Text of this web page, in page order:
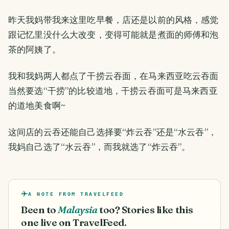
昨天我妈带我来这里吃早餐，店还是以前的风格，感觉
跟记忆里没什么大改变，变得可能就是煮面的师傅和泡
茶的阿姨了。
我和我妈两人都点了干捞云吞面，在马来西亚吃云吞面
当然要选“干捞”的比较道地，干捞云吞面可是马来西亚
的道地美食啊~
这间店的云吞还能自己选择要“炸云吞”还是“水云吞”，
我妈自己选了“水云吞”，而我就选了“炸云吞”。
A NOTE FROM TRAVELFEED
Been to Malaysiatoo? Stories like this
one live on TravelFeed.